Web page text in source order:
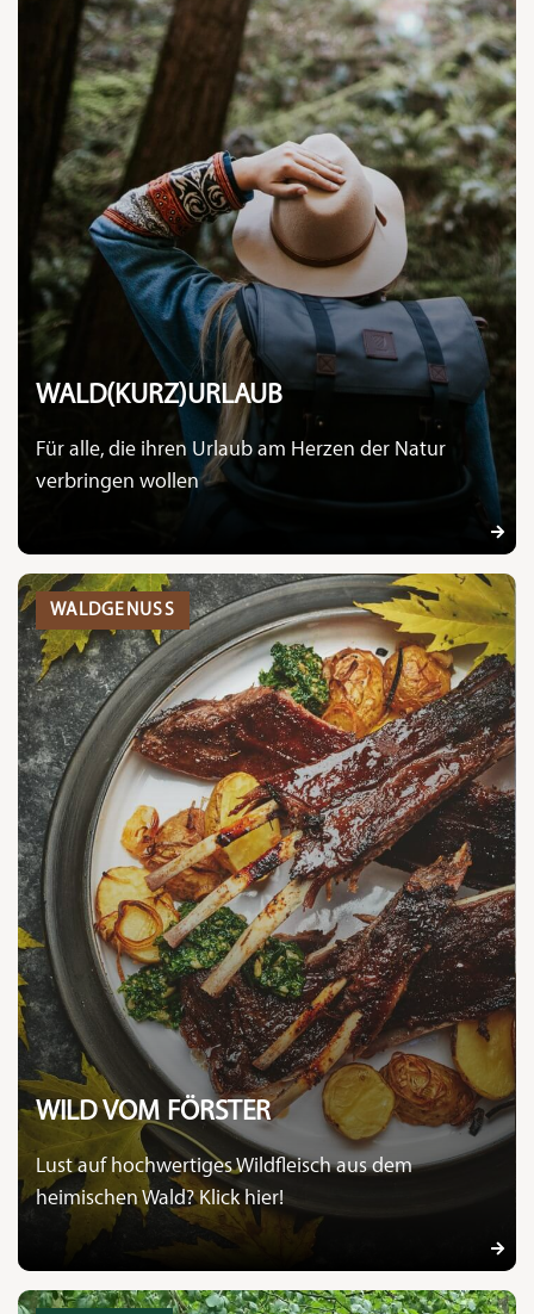
WALD(KURZ)URLAUB
Für alle, die ihren Urlaub am Herzen der Natur
verbringen wollen
WALDGENUSS
WILD VOM FÖRSTER
Lust auf hochwertiges Wildfleisch aus dem
heimischen Wald? Klick hier!